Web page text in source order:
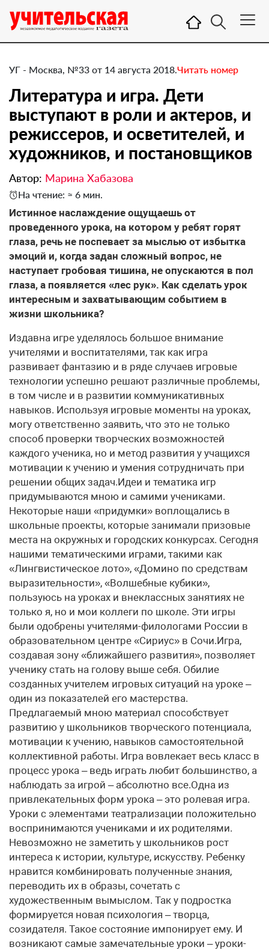
УГ - Москва, №33 от 14 августа 2018.Читать номер
Литература и игра. Дети
выступают в роли и актеров, и
режиссеров, и осветителей, и
художников, и постановщиков
Автор: Марина Хабазова
На чтение: ≈ 6 мин.
​Истинное наслаждение ощущаешь от
проведенного урока, на котором у ребят горят
глаза, речь не поспевает за мыслью от избытка
эмоций и, когда задан сложный вопрос, не
наступает гробовая тишина, не опускаются в пол
глаза, а появляется «лес рук». Как сделать урок
интересным и захватывающим событием в
жизни школьника?
Издавна игре уделялось большое внимание
учителями и воспитателями, так как игра
развивает фантазию и в ряде случаев игровые
технологии успешно решают различные проблемы,
в том числе и в развитии коммуникативных
навыков. Используя игровые моменты на уроках,
могу ответственно заявить, что это не только
способ проверки творческих возможностей
каждого ученика, но и метод развития у учащихся
мотивации к учению и умения сотрудничать при
решении общих задач.Идеи и тематика игр
придумываются мною и самими учениками.
Некоторые наши «придумки» воплощались в
школьные проекты, которые занимали призовые
места на окружных и городских конкурсах. Сегодня
нашими тематическими играми, такими как
«Лингвистическое лото», «Домино по средствам
выразительности», «Волшебные кубики»,
пользуюсь на уроках и внеклассных занятиях не
только я, но и мои коллеги по школе. Эти игры
были одобрены учителями-филологами России в
образовательном центре «Сириус» в Сочи.Игра,
создавая зону «ближайшего развития», позволяет
ученику стать на голову выше себя. Обилие
созданных учителем игровых ситуаций на уроке –
один из показателей его мастерства.
Предлагаемый мною материал способствует
развитию у школьников творческого потенциала,
мотивации к учению, навыков самостоятельной
коллективной работы. Игра вовлекает весь класс в
процесс урока – ведь играть любит большинство, а
наблюдать за игрой – абсолютно все.Одна из
привлекательных форм урока – это ролевая игра.
Уроки с элементами театрализации положительно
воспринимаются учениками и их родителями.
Невозможно не заметить у школьников рост
интереса к истории, культуре, искусству. Ребенку
нравится комбинировать полученные знания,
переводить их в образы, сочетать с
художественным вымыслом. Так у подростка
формируется новая психология – творца,
созидателя. Такое состояние импонирует ему. И
возникают самые замечательные уроки – уроки-